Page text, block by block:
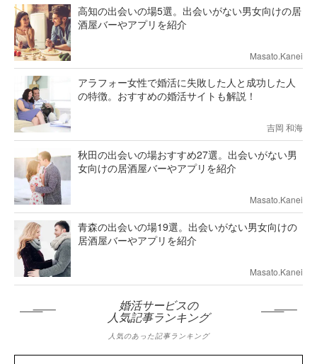
高知の出会いの場5選。出会いがない男女向けの居
酒屋バーやアプリを紹介
Masato.Kanei
アラフォー女性で婚活に失敗した人と成功した人
の特徴。おすすめの婚活サイトも解説！
吉岡 和海
秋田の出会いの場おすすめ27選。出会いがない男
女向けの居酒屋バーやアプリを紹介
Masato.Kanei
青森の出会いの場19選。出会いがない男女向けの
居酒屋バーやアプリを紹介
Masato.Kanei
婚活サービスの
人気記事ランキング
人気のあった記事ランキング